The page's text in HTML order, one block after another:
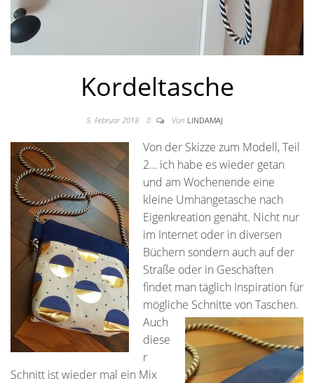
Kordeltasche
5. Februar 2018 0 Von LINDAMAJ
Von der Skizze zum Modell, Teil
2… ich habe es wieder getan
und am Wochenende eine
kleine Umhängetasche nach
Eigenkreation genäht. Nicht nur
im Internet oder in diversen
Büchern sondern auch auf der
Straße oder in Geschäften
findet man täglich Inspiration für
mögliche Schnitte von Taschen.
Auch
diese
r
Schnitt ist wieder mal ein Mix